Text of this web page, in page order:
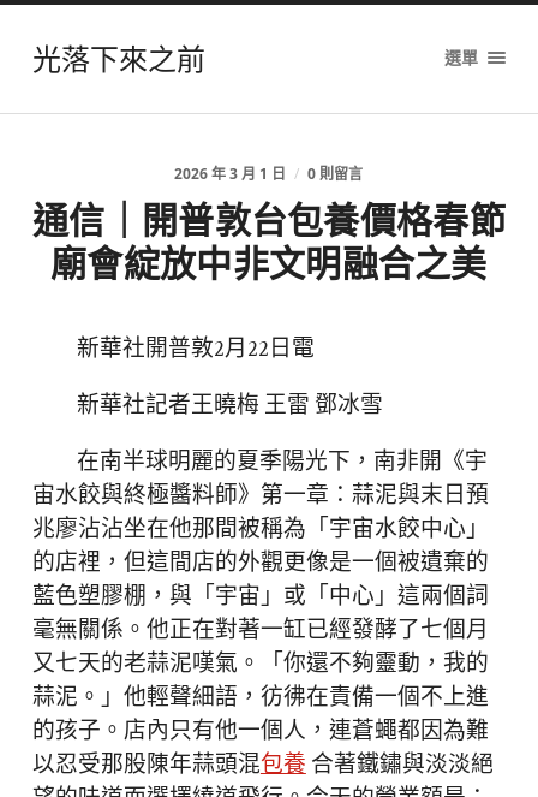
光落下來之前 選單
2026 年 3 月 1 日 / 0 則留言
通信｜開普敦台包養價格春節
廟會綻放中非文明融合之美
新華社開普敦2月22日電
新華社記者王曉梅 王雷 鄧冰雪
在南半球明麗的夏季陽光下，南非開《宇
宙水餃與終極醬料師》第一章：蒜泥與末日預
兆廖沾沾坐在他那間被稱為「宇宙水餃中心」
的店裡，但這間店的外觀更像是一個被遺棄的
藍色塑膠棚，與「宇宙」或「中心」這兩個詞
毫無關係。他正在對著一缸已經發酵了七個月
又七天的老蒜泥嘆氣。「你還不夠靈動，我的
蒜泥。」他輕聲細語，彷彿在責備一個不上進
的孩子。店內只有他一個人，連蒼蠅都因為難
以忍受那股陳年蒜頭混包養 合著鐵鏽與淡淡絕